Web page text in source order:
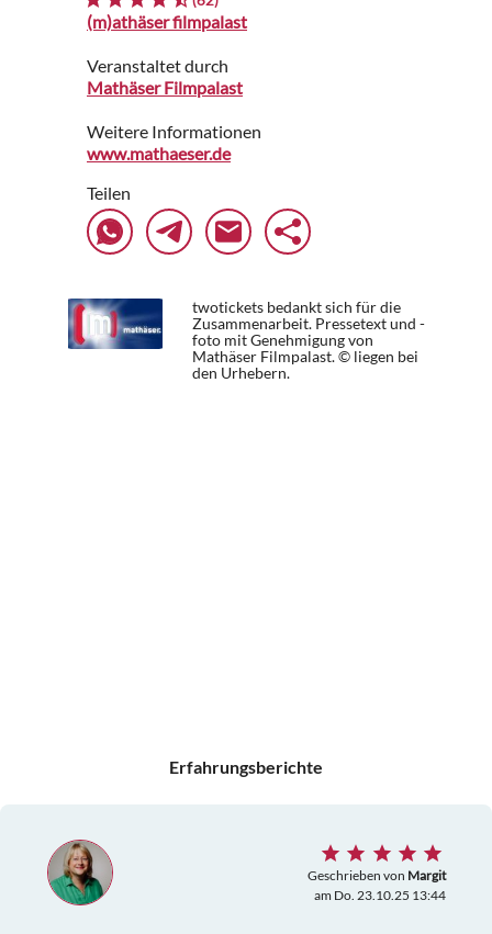
(m)athäser filmpalast
Veranstaltet durch
Mathäser Filmpalast
Weitere Informationen
www.mathaeser.de
Teilen
twotickets bedankt sich für die
Zusammenarbeit. Pressetext und -
foto mit Genehmigung von
Mathäser Filmpalast. © liegen bei
den Urhebern.
Erfahrungsberichte
Geschrieben von Margit
am Do. 23.10.25 13:44